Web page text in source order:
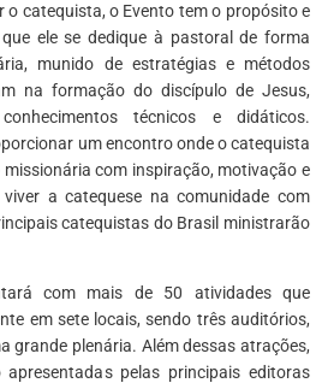
o catequista, o Evento tem o propósito e
ele se dedique à pastoral de forma
munido de estratégias e métodos
na formação do discípulo de Jesus,
técnicos e didáticos.
um encontro onde o catequista
com inspiração, motivação e
a catequese na comunidade com
catequistas do Brasil ministrarão
com mais de 50 atividades que
em sete locais, sendo três auditórios,
grande plenária. Além dessas atrações,
apresentadas pelas principais editoras